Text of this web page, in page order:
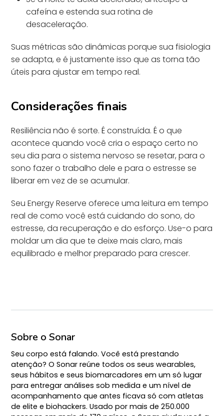
cafeína e estenda sua rotina de
desaceleração.
Suas métricas são dinâmicas porque sua fisiologia
se adapta, e é justamente isso que as torna tão
úteis para ajustar em tempo real.
Considerações finais
Resiliência não é sorte. É construída. É o que
acontece quando você cria o espaço certo no
seu dia para o sistema nervoso se resetar, para o
sono fazer o trabalho dele e para o estresse se
liberar em vez de se acumular.
Seu Energy Reserve oferece uma leitura em tempo
real de como você está cuidando do sono, do
estresse, da recuperação e do esforço. Use-o para
moldar um dia que te deixe mais claro, mais
equilibrado e melhor preparado para crescer.
Sobre o Sonar
Seu corpo está falando. Você está prestando
atenção? O Sonar reúne todos os seus wearables,
seus hábitos e seus biomarcadores em um só lugar
para entregar análises sob medida e um nível de
acompanhamento que antes ficava só com atletas
de elite e biohackers. Usado por mais de 250.000